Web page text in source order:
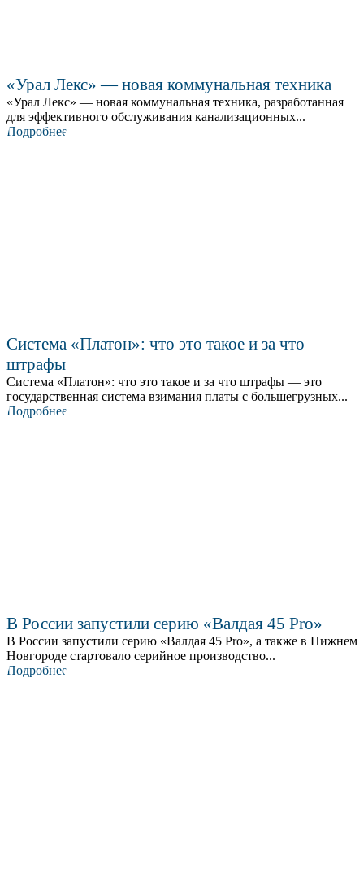
«Урал Лекс» — новая коммунальная техника
«Урал Лекс» — новая коммунальная техника, разработанная
для эффективного обслуживания канализационных...
Подробнее
Система «Платон»: что это такое и за что
штрафы
Система «Платон»: что это такое и за что штрафы — это
государственная система взимания платы с большегрузных...
Подробнее
В России запустили серию «Валдая 45 Pro»
В России запустили серию «Валдая 45 Pro», а также в Нижнем
Новгороде стартовало серийное производство...
Подробнее